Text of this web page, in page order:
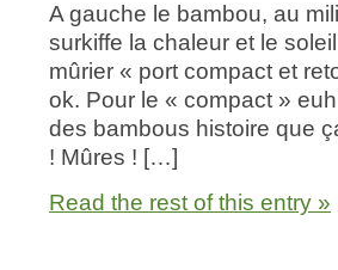
A gauche le bambou, au
surkiffe la chaleur et le
mûrier « port compact et
ok. Pour le « compact »
des bambous histoire que
! Mûres ! […]
Read the rest of this entry »